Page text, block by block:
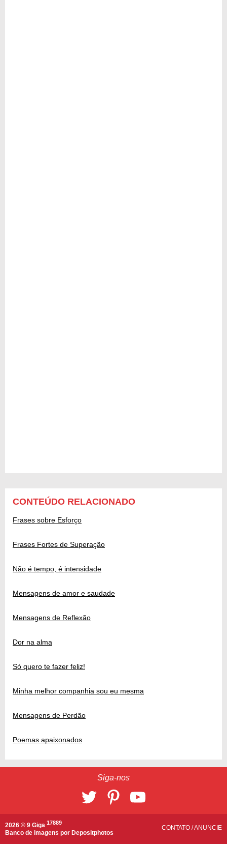
CONTEÚDO RELACIONADO
Frases sobre Esforço
Frases Fortes de Superação
Não é tempo, é intensidade
Mensagens de amor e saudade
Mensagens de Reflexão
Dor na alma
Só quero te fazer feliz!
Minha melhor companhia sou eu mesma
Mensagens de Perdão
Poemas apaixonados
Siga-nos
2026 © 9 Giga 17889
Banco de imagens por Depositphotos
CONTATO /ANUNCIE